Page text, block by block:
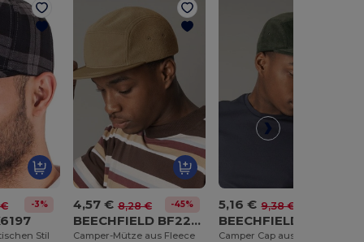
-3%
Stil
4,57 € 8,28 € -45%
BEECHFIELD BF220R
Camper-Mütze aus Fleece
5,16 € 9,38 €
BEECHFIELD BF679